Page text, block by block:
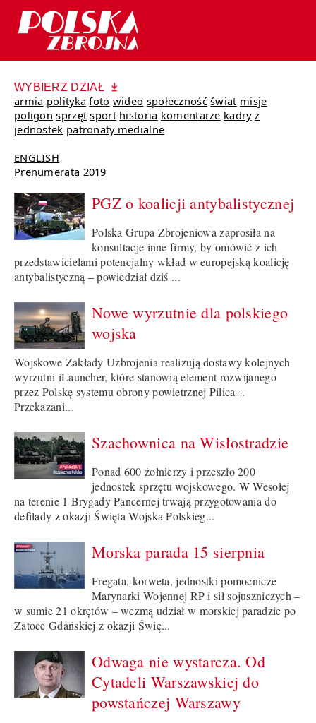
WYBIERZ DZIAŁ
armia polityka foto wideo społeczność świat misje
poligon sprzęt sport historia komentarze kadry z
jednostek patronaty medialne
ENGLISH
Prenumerata 2019
PGZ o koalicji antybalistycznej
Polska Grupa Zbrojeniowa zaprosiła na
konsultacje inne firmy, by omówić z ich
przedstawicielami potencjalny wkład w europejską koalicję
antybalistyczną – powiedział dziś ...
Nowe wyrzutnie dla polskiego
wojska
Wojskowe Zakłady Uzbrojenia realizują dostawy kolejnych
wyrzutni iLauncher, które stanowią element rozwijanego
przez Polskę systemu obrony powietrznej Pilica+.
Przekazani...
Szachownica na Wisłostradzie
Ponad 600 żołnierzy i przeszło 200
jednostek sprzętu wojskowego. W Wesołej
na terenie 1 Brygady Pancernej trwają przygotowania do
defilady z okazji Święta Wojska Polskieg...
Morska parada 15 sierpnia
Fregata, korweta, jednostki pomocnicze
Marynarki Wojennej RP i sił sojuszniczych –
w sumie 21 okrętów – wezmą udział w morskiej paradzie po
Zatoce Gdańskiej z okazji Świę...
Odwaga nie wystarcza. Od
Cytadeli Warszawskiej do
powstańczej Warszawy